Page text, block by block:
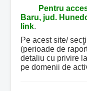
Pentru
Baru, jud.
link.
Pe acest site/
(perioade de
detaliu cu privire
pe domenii de